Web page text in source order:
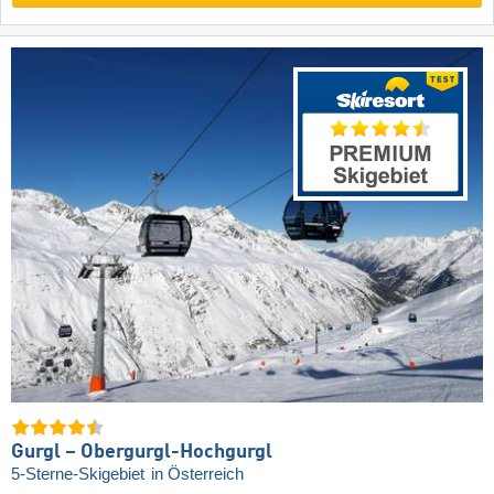
Gurgl – Obergurgl-Hochgurgl
5-Sterne-Skigebiet in Österreich